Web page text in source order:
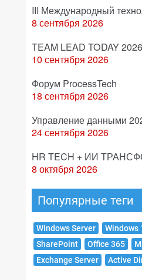
III Международный
8 сентября 2026
TEAM LEAD TODAY 2026
10 сентября 2026
Форум ProcessTech
18 сентября 2026
Управление данными
24 сентября 2026
HR TECH + ИИ
8 октября 2026
Популярные теги
Windows Server Windows
SharePoint
Office 365
Exchange Server
Active